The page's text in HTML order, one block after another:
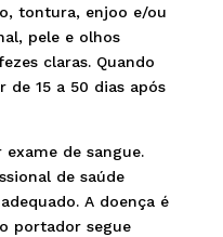
tontura, enjoo e/ou
pele e olhos
claras. Quando
de 15 a 50 dias após
de sangue.
de saúde
A doença é
portador segue